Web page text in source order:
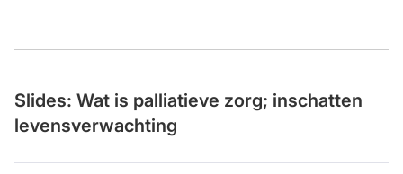
Slides: Wat is palliatieve zorg; inschatten
levensverwachting